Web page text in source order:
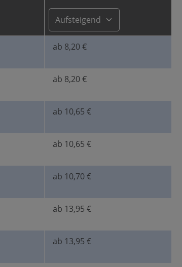
ab 8,20 €
ab 8,20 €
ab 10,65 €
ab 10,65 €
ab 10,70 €
ab 13,95 €
ab 13,95 €